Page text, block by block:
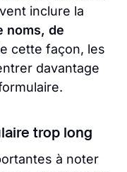
inclure la
noms, de
cette façon, les
davantage
trop long
à noter